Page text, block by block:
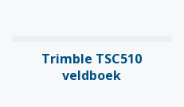
Nieuw!
Trimble TSC510
veldboek